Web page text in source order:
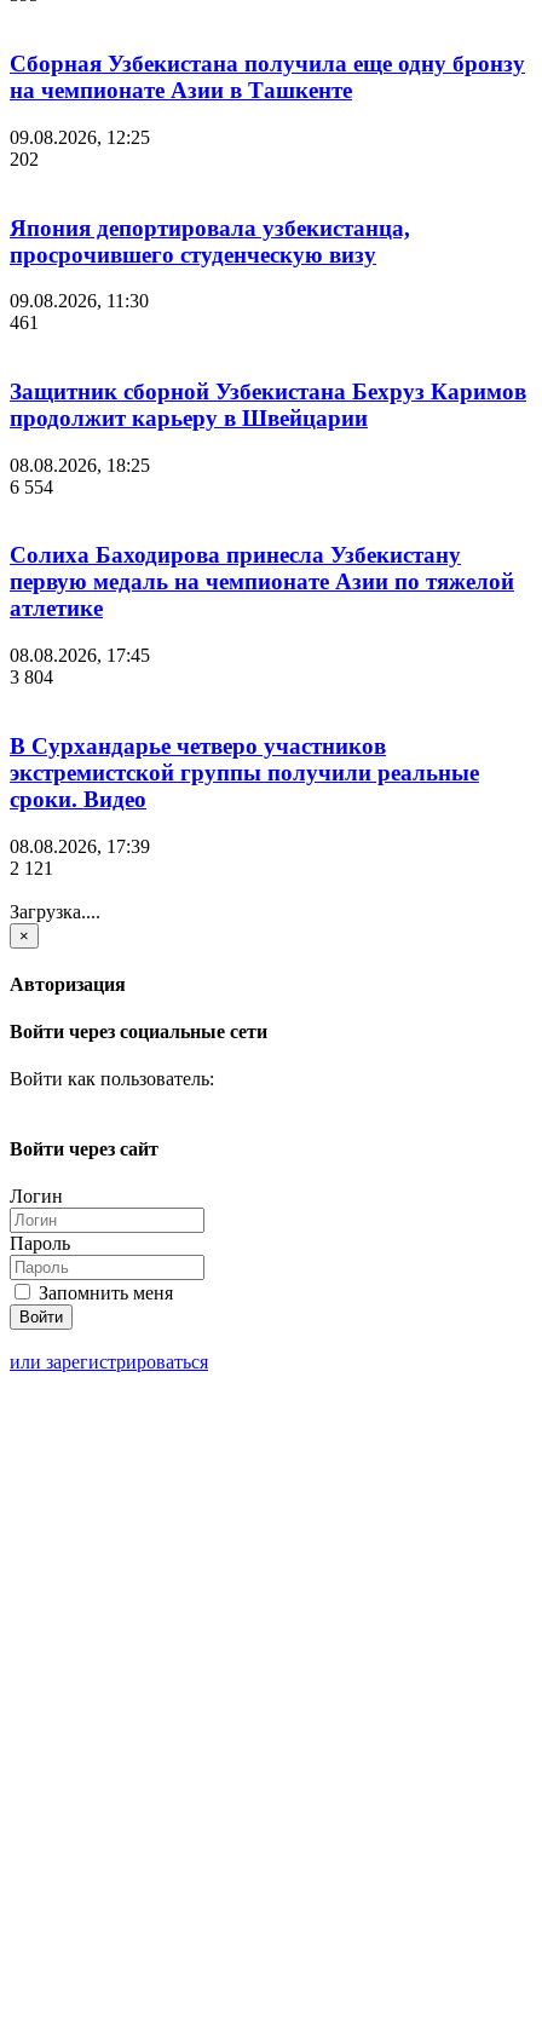
Сборная Узбекистана получила еще одну бронзу
на чемпионате Азии в Ташкенте
09.08.2026, 12:25
202
Япония депортировала узбекистанца,
просрочившего студенческую визу
09.08.2026, 11:30
461
Защитник сборной Узбекистана Бехруз Каримов
продолжит карьеру в Швейцарии
08.08.2026, 18:25
6 554
Солиха Баходирова принесла Узбекистану
первую медаль на чемпионате Азии по тяжелой
атлетике
08.08.2026, 17:45
3 804
В Сурхандарье четверо участников
экстремистской группы получили реальные
сроки. Видео
08.08.2026, 17:39
2 121
Загрузка....
×
Авторизация
Войти через социальные сети
Войти как пользователь:
Войти через сайт
Логин
Пароль
Запомнить меня
или зарегистрироваться